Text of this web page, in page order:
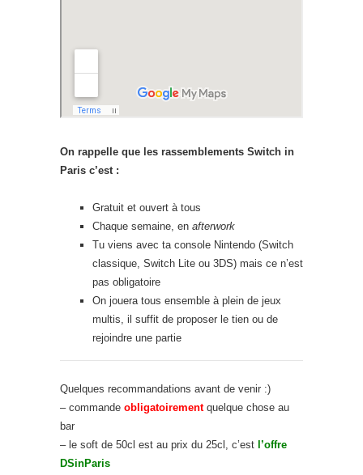
On rappelle que les rassemblements Switch in
Paris c’est :
Gratuit et ouvert à tous
Chaque semaine, en afterwork
Tu viens avec ta console Nintendo (Switch
classique, Switch Lite ou 3DS) mais ce n’est
pas obligatoire
On jouera tous ensemble à plein de jeux
multis, il suffit de proposer le tien ou de
rejoindre une partie
Quelques recommandations avant de venir :)
– commande obligatoirementquelque chose au
bar
– le soft de 50cl est au prix du 25cl, c’est l’offre
DSinParis